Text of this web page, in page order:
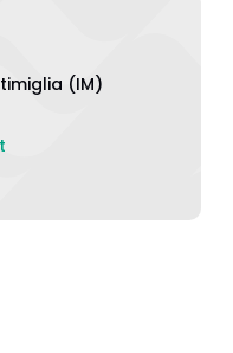
(IM)